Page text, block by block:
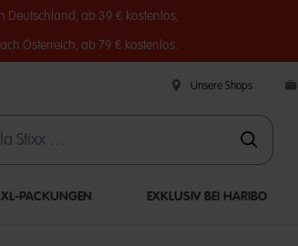
Deutschland, ab 39 € kostenlos,
Österreich, ab 79 € kostenlos.
Unsere Shops
PACKUNGEN EXKLUSIV BEI HARIBO